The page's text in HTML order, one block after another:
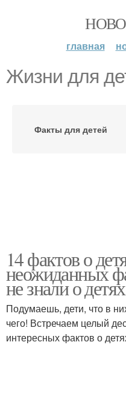
главная
Жизни для
Факты для детей
14 фактов о
неожиданных
не знали о детях
Подумаешь, дети, что в
чего! Встречаем целый
интересных фактов о